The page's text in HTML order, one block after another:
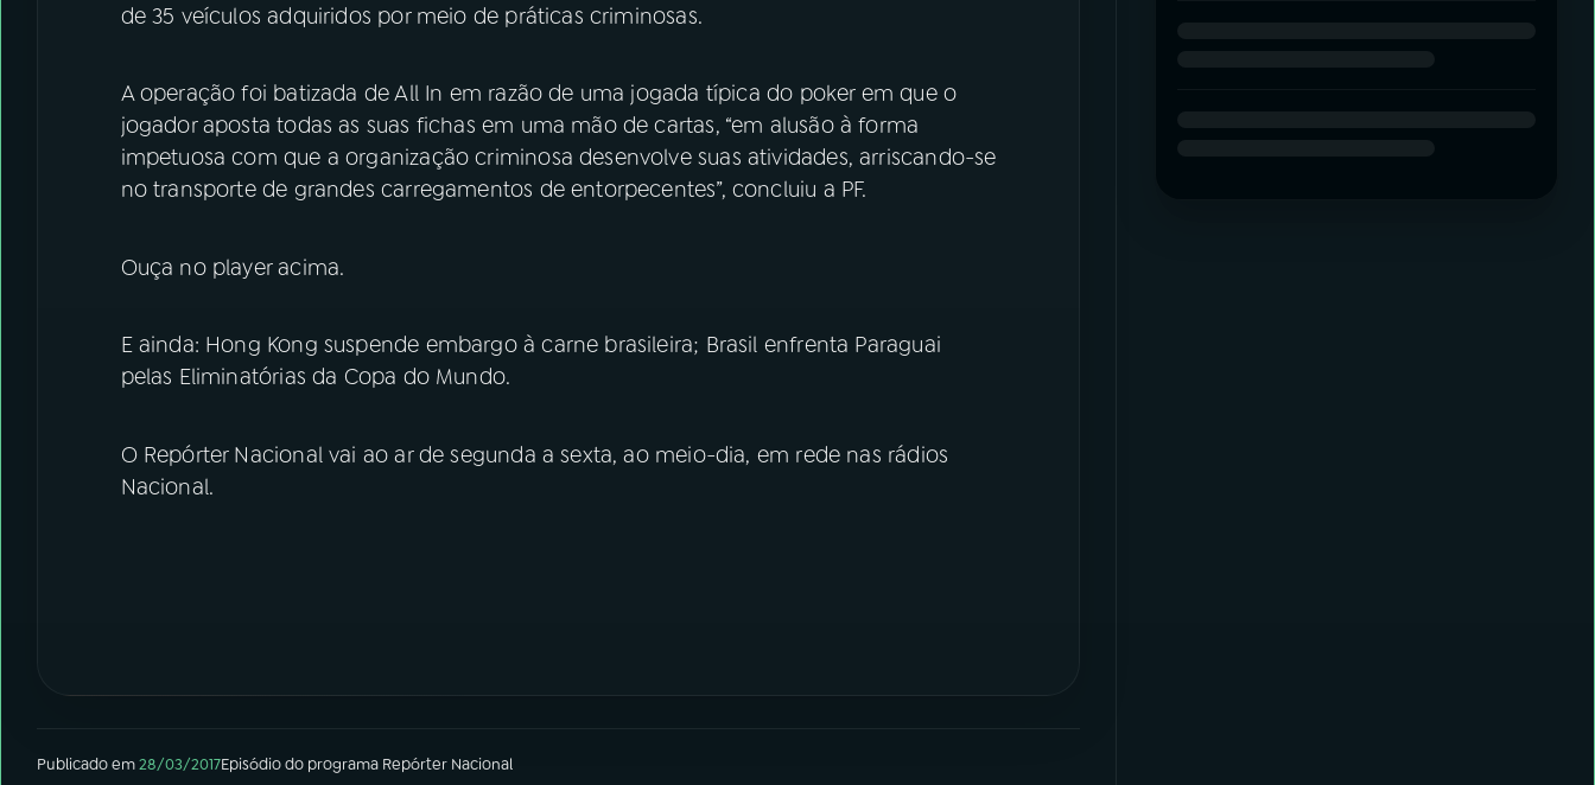
de 35 veículos adquiridos por meio de práticas criminosas.
A operação foi batizada de All In em razão de uma jogada típica do poker em que o
jogador aposta todas as suas fichas em uma mão de cartas, “em alusão à forma
impetuosa com que a organização criminosa desenvolve suas atividades, arriscando-se
no transporte de grandes carregamentos de entorpecentes”, concluiu a PF.
Ouça no player acima.
E ainda: Hong Kong suspende embargo à carne brasileira; Brasil enfrenta Paraguai
pelas Eliminatórias da Copa do Mundo.
O Repórter Nacional vai ao ar de segunda a sexta, ao meio-dia, em rede nas rádios
Nacional.
Publicado em28/03/2017Episódiodo programa Repórter Nacional